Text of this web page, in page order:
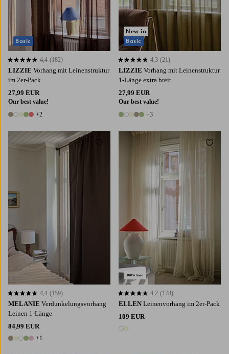
LIZZIE Vorhang mit Leinenstruktur
im 2er-Pack
27,99 EUR
Our best value!
7 Farben
+2
4,4 basierend auf 182 Bewertungen
4,4 (182)
Basic
LIZZIE Vorhang mit Leinenstruktur
1-Länge extra breit
27,99 EUR
Our best value!
8 Farben
+3
4,3 basierend auf 21 Bewertungen
4,3 (21)
New in
Basic
MELANIE Verdunkelungsvorhang
Leinen 1-Länge
84,99 EUR
6 Farben
+1
4,4 basierend auf 159 Bewertungen
4,4 (159)
Zu Favoriten hinzufügen
ELLEN Leinenvorhang im 2er-Pack
109 EUR
2 Farben
4,2 basierend auf 178 Bewertungen
4,2 (178)
Zu